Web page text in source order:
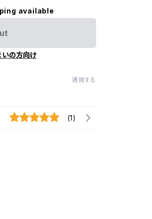
available
いの方向け
通報する
(1)